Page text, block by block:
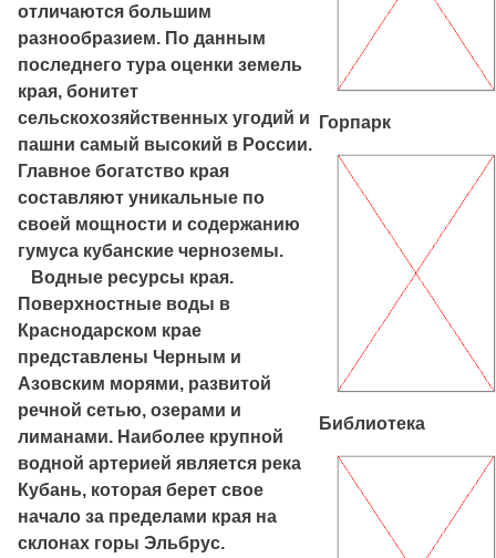
отличаются большим
разнообразием. По данным
последнего тура оценки земель
края, бонитет
сельскохозяйственных угодий и
пашни самый высокий в России.
Главное богатство края
составляют уникальные по
своей мощности и содержанию
гумуса кубанские черноземы.
Водные ресурсы края.
Поверхностные воды в
Краснодарском крае
представлены Черным и
Азовским морями, развитой
речной сетью, озерами и
лиманами. Наиболее крупной
водной артерией является река
Кубань, которая берет свое
начало за пределами края на
склонах горы Эльбрус.
Горпарк
Библиотека